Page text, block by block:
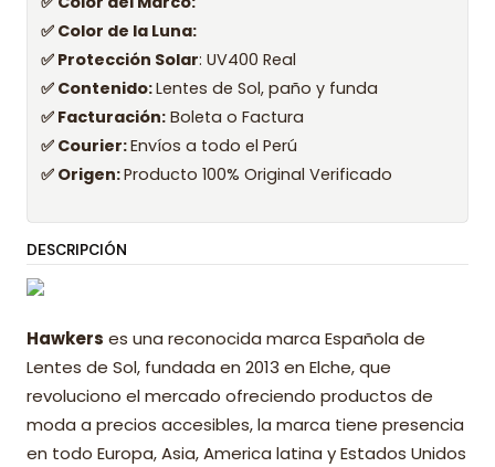
✅ Color de la Luna:
✅ Protección Solar: UV400 Real
✅ Contenido:Lentes de Sol, paño y funda
✅ Facturación: Boleta o Factura
✅ Courier:Envíos a todo el Perú
✅ Origen:Producto 100% Original Verificado
DESCRIPCIÓN
Hawkers es una reconocida marca Española de
Lentes de Sol, fundada en 2013 en Elche, que
revoluciono el mercado ofreciendo productos de
moda a precios accesibles, la marca tiene presencia
en todo Europa, Asia, America latina y Estados Unidos